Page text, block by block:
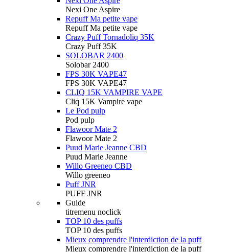
Nexi One Aspire
Repuff Ma petite vape
Repuff Ma petite vape
Crazy Puff Tornadoliq 35K
Crazy Puff 35K
SOLOBAR 2400
Solobar 2400
FPS 30K VAPE47
FPS 30K VAPE47
CLIQ 15K VAMPIRE VAPE
Cliq 15K Vampire vape
Le Pod pulp
Pod pulp
Flawoor Mate 2
Flawoor Mate 2
Puud Marie Jeanne CBD
Puud Marie Jeanne
Willo Greeneo CBD
Willo greeneo
Puff JNR
PUFF JNR
Guide
titremenu noclick
TOP 10 des puffs
TOP 10 des puffs
Mieux comprendre l'interdiction de la puff
Mieux comprendre l'interdiction de la puff